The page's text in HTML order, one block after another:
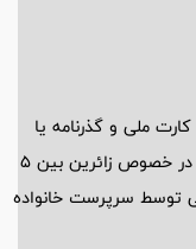
ملی و گذرنامه یا
«برگه تردد اربعین» معتبر زائر امکان‌پذیر است. در خصوص زائرین بین 5
توسط سرپرست خانواده